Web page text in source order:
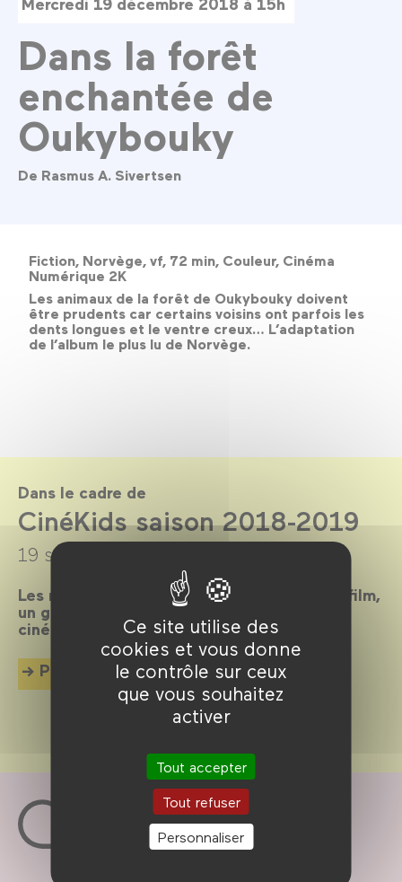
Ce site utilise des
cookies et vous donne
le contrôle sur ceux
que vous souhaitez
activer
Tout accepter
Tout refuser
Personnaliser
Dans la forêt
enchantée de
Oukybouky
De Rasmus A. Sivertsen
Fiction, Norvège, vf, 72 min, Couleur, Cinéma
Numérique 2K
Les animaux de la forêt de Oukybouky doivent
être prudents car certains voisins ont parfois les
dents longues et le ventre creux… L’adaptation
de l’album le plus lu de Norvège.
Dans le cadre de
CinéKids saison 2018-2019
19 septembre 2018 →
Les mercredis et dimanches après-midi, un film,
un goûter et des animations pour tous les
cinéphiles en herbe de 18 mois à 8 ans !
Plus d'info